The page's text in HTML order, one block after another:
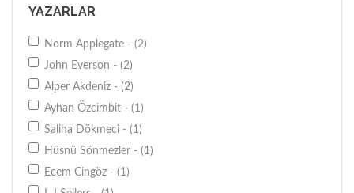
YAZARLAR
Norm Applegate - (2)
John Everson - (2)
Alper Akdeniz - (2)
Ayhan Özcimbit - (1)
Saliha Dökmeci - (1)
Hüsnü Sönmezler - (1)
Ecem Cingöz - (1)